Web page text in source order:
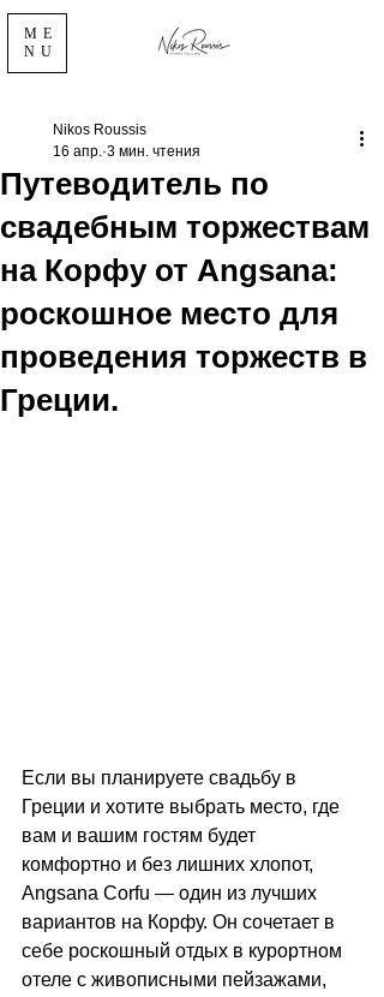
ME
NU
Путеводитель по
свадебным торжествам
на Корфу от Angsana:
роскошное место для
проведения торжеств в
Греции.
Nikos Roussis
16 апр. 3 мин. чтения
Если вы планируете свадьбу в
Греции и хотите выбрать место, где
вам и вашим гостям будет
комфортно и без лишних хлопот,
Angsana Corfu — один из лучших
вариантов на Корфу. Он сочетает в
себе роскошный отдых в курортном
отеле с живописными пейзажами,